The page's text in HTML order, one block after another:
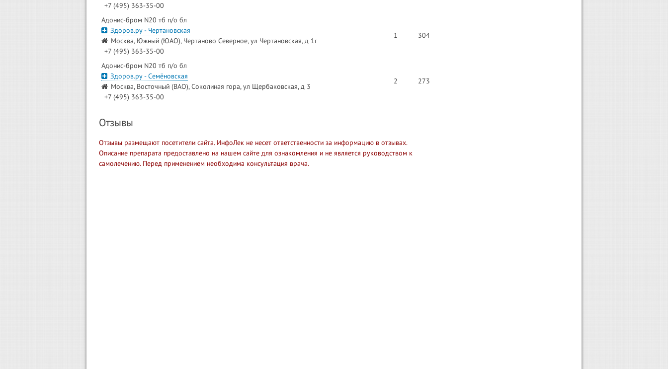
+7 (495) 363-35-00
Адонис-бром N20 тб п/о бл
Здоров.ру - Чертановская
Москва, Южный (ЮАО), Чертаново Северное, ул Чертановская, д 1г
+7 (495) 363-35-00
1 304
Адонис-бром N20 тб п/о бл
Здоров.ру - Семёновская
Москва, Восточный (ВАО), Соколиная гора, ул Щербаковская, д 3
+7 (495) 363-35-00
2 273
Отзывы
Отзывы размещают посетители сайта. ИнфоЛек не несет ответственности за информацию в отзывах.
Описание препарата предоставлено на нашем сайте для ознакомления и не является руководством к
самолечению. Перед применением необходима консультация врача.